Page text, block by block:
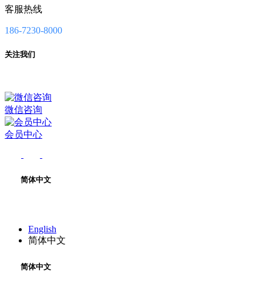
客服热线
186-7230-8000
关注我们
微信咨询
会员中心
简体中文
English
简体中文
简体中文